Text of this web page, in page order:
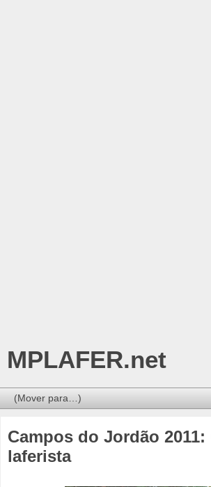
MPLAFER.net
Campos do Jordão
laferista